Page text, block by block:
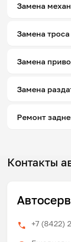
Замена
Замена
Замена
Замена
Ремонт
Контакты
+7 (8422)